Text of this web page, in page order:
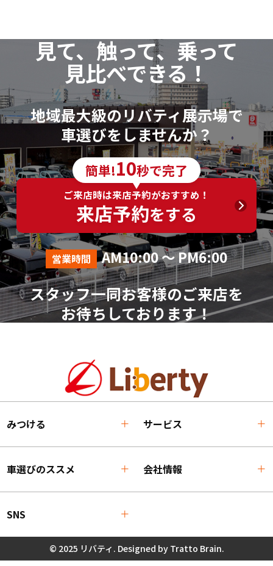
見て、触って、乗って
見比べできる！
地域最大級のリバティ展示場で
車選びをしませんか？
簡単!10秒で完了
ご来店時は来店予約がおすすめ！
来店予約をする
営業時間 AM10:00 ～ PM6:00
スタッフ一同お客様のご来店を
お待ちしております！
みつける サービス
車選びのススメ 会社情報
SNS
© 2025 リバティ. Designed by Tratto Brain.